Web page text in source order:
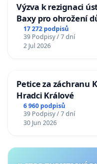
Výzva k rezignaci
Baxy pro ohrožení
17 272 podpisů
39 Podpisy / 7 dní
2 Jul 2026
Petice za záchranu
Hradci Králové
6 960 podpisů
39 Podpisy / 7 dní
30 Jun 2026